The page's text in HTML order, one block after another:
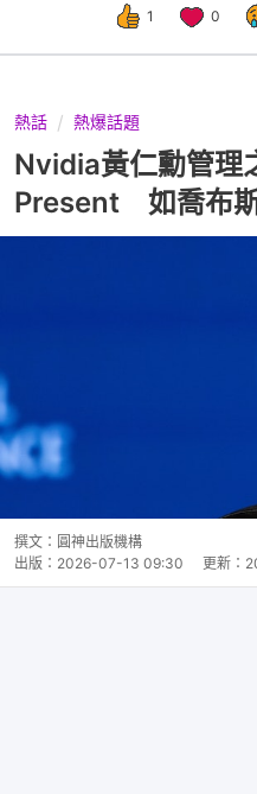
1 0
熱話 熱爆話題
Nvidia黃仁勳管理
Present 如喬布
撰文： 圓神出版機構
出版： 2026-07-13 09:30 更新：